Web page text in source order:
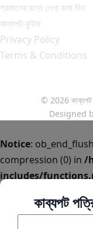
প্রকাশের জন্য লেখা জমা দিন
কাব্যপট কুইজ
Privacy Policy
Terms & Conditions
© 2026
Designed
কাব্যপট
Notice:
compression (0) in /
includes/